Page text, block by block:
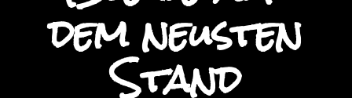
dem neusten
Stand